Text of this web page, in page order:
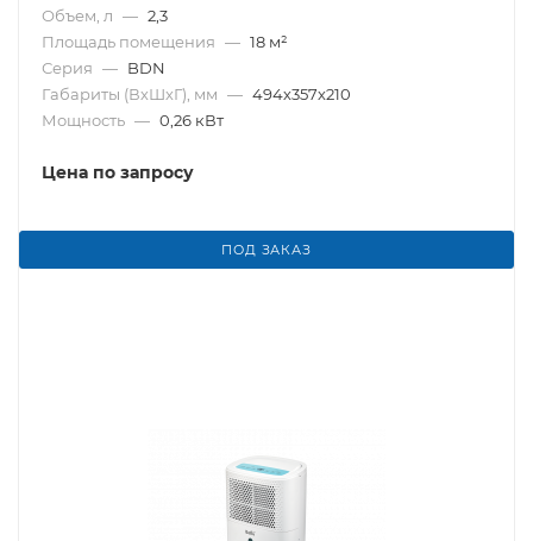
Объем, л — 2,3
Площадь помещения — 18 м²
Серия — BDN
Габариты (ВхШхГ), мм — 494х357х210
Мощность — 0,26 кВт
Цена по запросу
ПОД ЗАКАЗ